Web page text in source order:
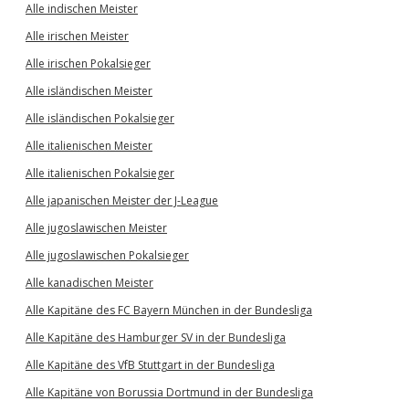
Alle indischen Meister
Alle irischen Meister
Alle irischen Pokalsieger
Alle isländischen Meister
Alle isländischen Pokalsieger
Alle italienischen Meister
Alle italienischen Pokalsieger
Alle japanischen Meister der J-League
Alle jugoslawischen Meister
Alle jugoslawischen Pokalsieger
Alle kanadischen Meister
Alle Kapitäne des FC Bayern München in der Bundesliga
Alle Kapitäne des Hamburger SV in der Bundesliga
Alle Kapitäne des VfB Stuttgart in der Bundesliga
Alle Kapitäne von Borussia Dortmund in der Bundesliga